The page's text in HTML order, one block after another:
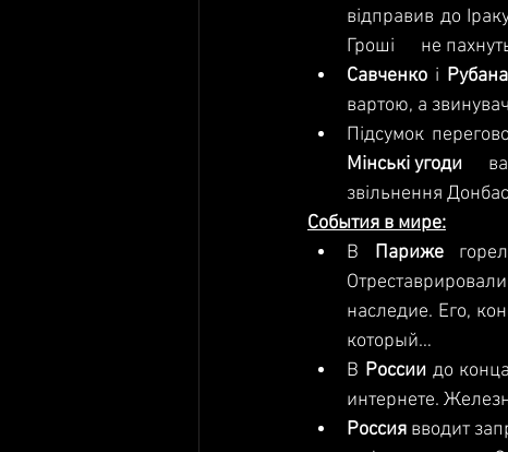
відправив до
Гроші      не
Савченко і Рубана
вартою, а
Підсумок
Мінські угоди
звільнення
События в мире:
В Париже
наследие. Его,
который…
В России до
интернете.
Россия вводит